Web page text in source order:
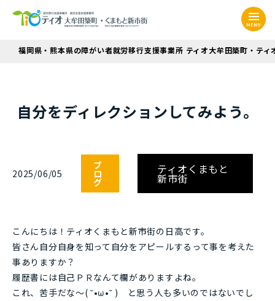
MENU
福岡県・熊本県の障がい者就労移行支援事業所 ティオ大牟田築町・ティ
自分をディレクションしてみよう。
2025/06/05
ブ
ロ
グ
ティオくまもと
新市街
こんにちは！ティオくまもと新市街の日高です。
皆さん自分自身を知って自分をアピールするって事を考えた
事ありますか？
履歴書には自己ＰＲなんて欄がありますよね。
これ、苦手だな～( ˘•ω•˘ ) と思う人も多いのではないでし